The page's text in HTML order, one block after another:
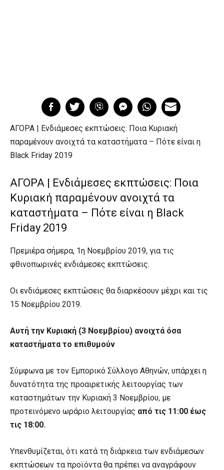
ΑΓΟΡΑ | Ενδιάμεσες εκπτώσεις: Ποια Κυριακή
παραμένουν ανοιχτά τα καταστήματα – Πότε είναι η
Black Friday 2019
ΑΓΟΡΑ | Ενδιάμεσες εκπτώσεις: Ποια
Κυριακή παραμένουν ανοιχτά τα
καταστήματα – Πότε είναι η Black
Friday 2019
Πρεμιέρα σήμερα, 1η Νοεμβρίου 2019, για τις
φθινοπωρινές ενδιάμεσες εκπτώσεις.
Οι ενδιάμεσες εκπτώσεις θα διαρκέσουν μέχρι και τις
15 Νοεμβρίου 2019.
Αυτή την Κυριακή (3 Νοεμβρίου) ανοιχτά όσα
καταστήματα το επιθυμούν
Σύμφωνα με τον Εμπορικό Σύλλογο Αθηνών, υπάρχει η
δυνατότητα της προαιρετικής λειτουργίας των
καταστημάτων την Κυριακή 3 Νοεμβρίου, με
προτεινόμενο ωράριο λειτουργίας από τις 11:00 έως
τις 18:00.
Υπενθυμίζεται, ότι κατά τη διάρκεια των ενδιάμεσων
εκπτώσεων τα προϊόντα θα πρέπει να αναγράφουν